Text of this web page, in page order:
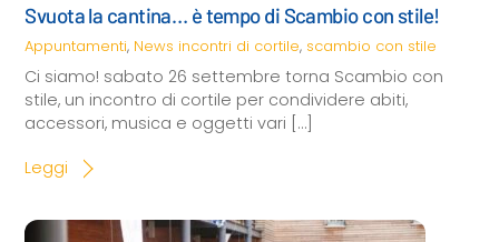
Svuota la cantina… è tempo di Scambio con stile!
Appuntamenti, News incontri di cortile, scambio con stile
Ci siamo! sabato 26 settembre torna Scambio con
stile, un incontro di cortile per condividere abiti,
accessori, musica e oggetti vari […]
Leggi